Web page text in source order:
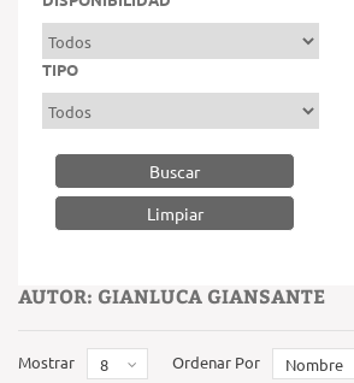
TIPO
Buscar
AUTOR: GIANLUCA GIANSANTE
Mostrar 8 Ordenar Por Nombre